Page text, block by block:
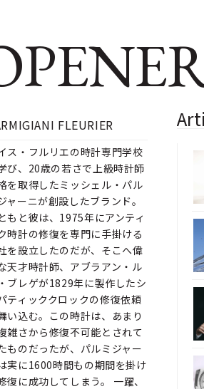
FLEURIER
ス・フルリエの時計専門学校
び、20歳の若さで上級時計師
を取得したミッシェル・パル
ャーニが創設したブランド。
もと彼は、1975年にアンティ
時計の修復を専門に手掛ける
を設立したのだが、そこへ偉
天才時計師、アブラアン・ル
ブレゲが1829年に製作したシ
ティッククロックの修復依頼
い込む。この時計は、あまり
雑さから修復不可能とされて
ものだったが、パルミジャー
実に1600時間もの期間を掛け
復に成功してしまう。 一躍、